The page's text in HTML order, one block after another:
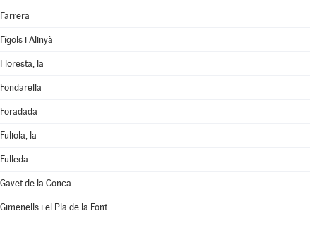
Farrera
Fígols i Alinyà
Floresta, la
Fondarella
Foradada
Fuliola, la
Fulleda
Gavet de la Conca
Gimenells i el Pla de la Font